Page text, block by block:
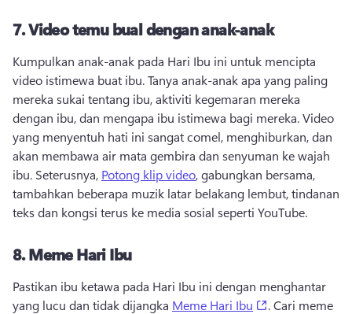
7.Video temu bual dengan anak-anak
Kumpulkan anak-anak pada Hari Ibu ini untuk mencipta
video istimewa buat ibu. Tanya anak-anak apa yang paling
mereka sukai tentang ibu, aktiviti kegemaran mereka
dengan ibu, dan mengapa ibu istimewa bagi mereka. Video
yang menyentuh hati ini sangat comel, menghiburkan, dan
akan membawa air mata gembira dan senyuman ke wajah
ibu. Seterusnya, Potong klip video, gabungkan bersama,
tambahkan beberapa muzik latar belakang lembut, tindanan
teks dan kongsi terus ke media sosial seperti YouTube.
8.Meme Hari Ibu
Pastikan ibu ketawa pada Hari Ibu ini dengan menghantar
yang lucu dan tidak dijangka Meme Hari Ibu (opens in a
. Cari meme